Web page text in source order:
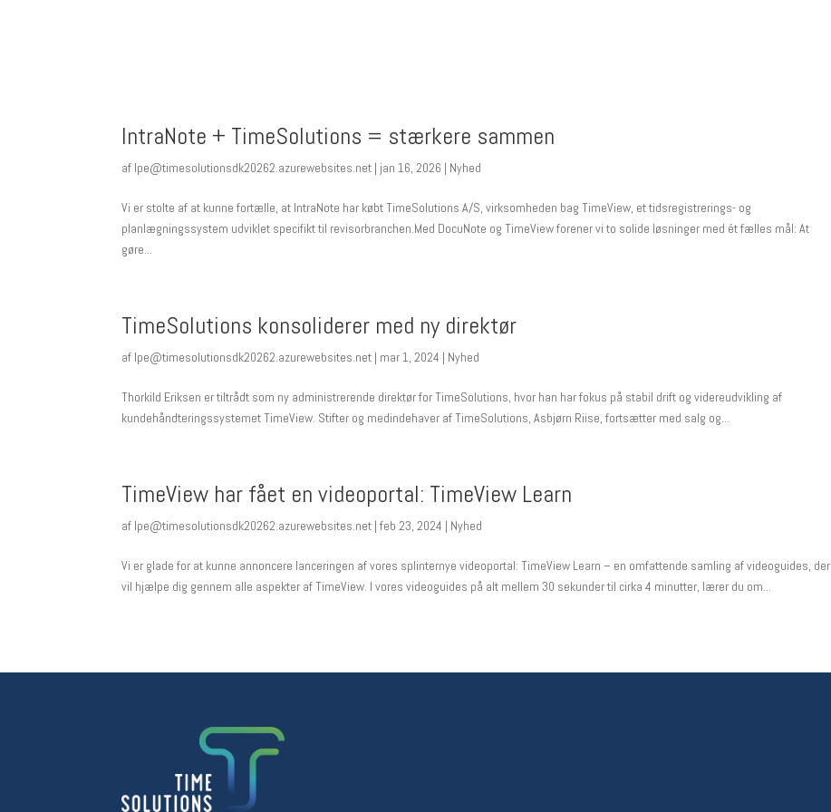
IntraNote + TimeSolutions = stærkere sammen
af lpe@timesolutionsdk20262.azurewebsites.net | jan 16, 2026 | Nyhed
Vi er stolte af at kunne fortælle, at IntraNote har købt TimeSolutions A/S, virksomheden bag TimeView, et tidsregistrerings- og
planlægningssystem udviklet specifikt til revisorbranchen.Med DocuNote og TimeView forener vi to solide løsninger med ét fælles mål: At
gøre...
TimeSolutions konsoliderer med ny direktør
af lpe@timesolutionsdk20262.azurewebsites.net | mar 1, 2024 | Nyhed
Thorkild Eriksen er tiltrådt som ny administrerende direktør for TimeSolutions, hvor han har fokus på stabil drift og videreudvikling af
kundehåndteringssystemet TimeView. Stifter og medindehaver af TimeSolutions, Asbjørn Riise, fortsætter med salg og...
TimeView har fået en videoportal: TimeView Learn
af lpe@timesolutionsdk20262.azurewebsites.net |feb 23, 2024 | Nyhed
Vi er glade for at kunne annoncere lanceringen af vores splinternye videoportal: TimeView Learn – en omfattende samling af videoguides, der
vil hjælpe dig gennem alle aspekter af TimeView. I vores videoguides på alt mellem 30 sekunder til cirka 4 minutter, lærer du om...